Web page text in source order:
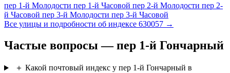
пер 1-й Молодости пер 1-й Часовой пер 2-й Молодости пер 2-
й Часовой пер 3-й Молодости пер 3-й Часовой
Все улицы и подробности об индексе 630057 →
Частые вопросы — пер 1-й Гончарный
＋ Какой почтовый индекс у пер 1-й Гончарный в